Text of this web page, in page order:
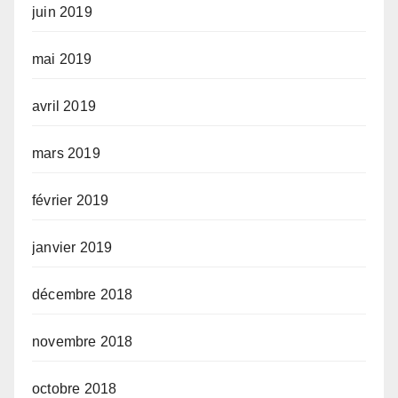
juin 2019
mai 2019
avril 2019
mars 2019
février 2019
janvier 2019
décembre 2018
novembre 2018
octobre 2018